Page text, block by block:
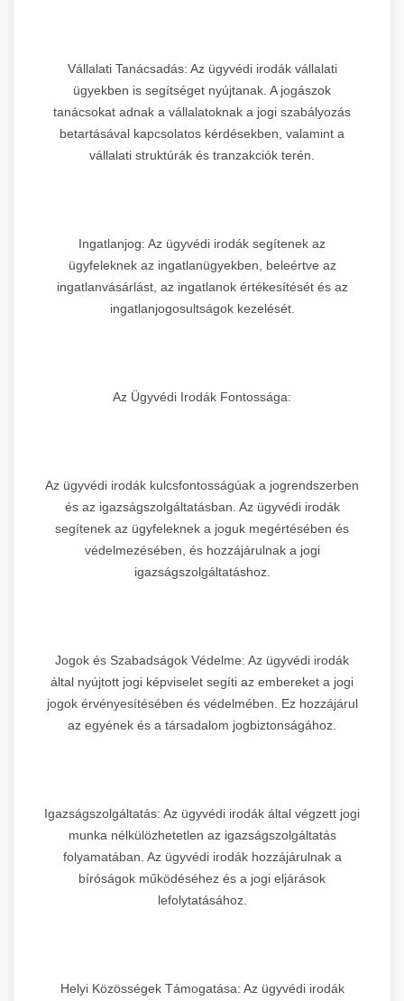
Vállalati Tanácsadás: Az ügyvédi irodák vállalati
ügyekben is segítséget nyújtanak. A jogászok
tanácsokat adnak a vállalatoknak a jogi szabályozás
betartásával kapcsolatos kérdésekben, valamint a
vállalati struktúrák és tranzakciók terén.
Ingatlanjog: Az ügyvédi irodák segítenek az
ügyfeleknek az ingatlanügyekben, beleértve az
ingatlanvásárlást, az ingatlanok értékesítését és az
ingatlanjogosultságok kezelését.
Az Ügyvédi Irodák Fontossága:
Az ügyvédi irodák kulcsfontosságúak a jogrendszerben
és az igazságszolgáltatásban. Az ügyvédi irodák
segítenek az ügyfeleknek a joguk megértésében és
védelmezésében, és hozzájárulnak a jogi
igazságszolgáltatáshoz.
Jogok és Szabadságok Védelme: Az ügyvédi irodák
által nyújtott jogi képviselet segíti az embereket a jogi
jogok érvényesítésében és védelmében. Ez hozzájárul
az egyének és a társadalom jogbiztonságához.
Igazságszolgáltatás: Az ügyvédi irodák által végzett jogi
munka nélkülözhetetlen az igazságszolgáltatás
folyamatában. Az ügyvédi irodák hozzájárulnak a
bíróságok működéséhez és a jogi eljárások
lefolytatásához.
Helyi Közösségek Támogatása: Az ügyvédi irodák